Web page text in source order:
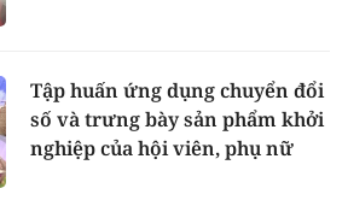
Tập huấn ứng dụng chuyển đổi
số và trưng bày sản phẩm khởi
nghiệp của hội viên, phụ nữ